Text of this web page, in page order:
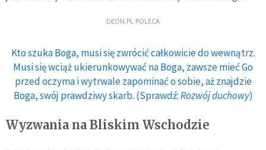
DEON.PL POLECA
Kto szuka Boga, musi się zwrócić całkowicie do wewnątrz.
Musi się wciąż ukierunkowywać na Boga, zawsze mieć Go
przed oczyma i wytrwale zapominać o sobie, aż znajdzie
Boga, swój prawdziwy skarb. (Sprawdź:Rozwój duchowy)
Wyzwania na Bliskim Wschodzie